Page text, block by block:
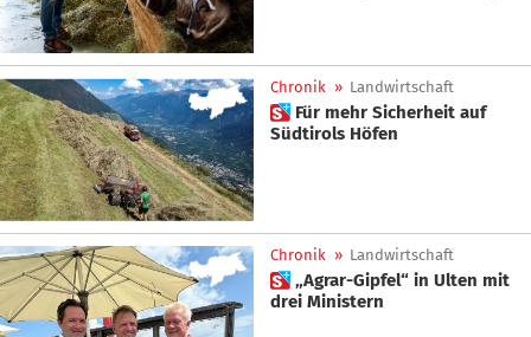
Chronik » Landwirtschaft
 Für mehr Sicherheit auf
Südtirols Höfen
Chronik » Landwirtschaft
 „Agrar-Gipfel“ in Ulten mit
drei Ministern